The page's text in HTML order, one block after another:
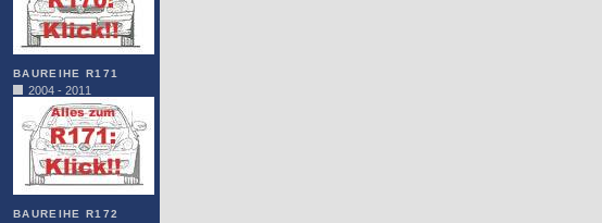
BAUREIHE R171
2004 - 2011
BAUREIHE R172